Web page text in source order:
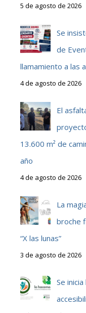
5 de agosto de 2026
Se
de
llamamiento a las
4 de agosto de 2026
El
13.600 m² de
año
4 de agosto de 2026
La
broche
“X las lunas”
3 de agosto de 2026
Se